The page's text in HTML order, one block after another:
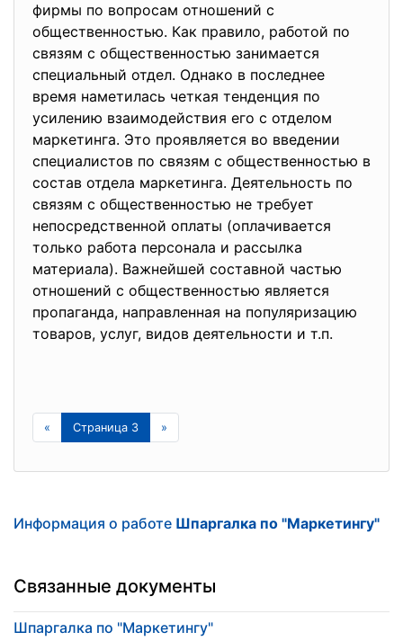
фирмы по вопросам отношений с
общественностью. Как правило, работой по
связям с общественностью занимается
специальный отдел. Однако в последнее
время наметилась четкая тенденция по
усилению взаимодействия его с отделом
маркетинга. Это проявляется во введении
специалистов по связям с общественностью в
состав отдела маркетинга. Деятельность по
связям с общественностью не требует
непосредственной оплаты (оплачивается
только работа персонала и рассылка
материала). Важнейшей составной частью
отношений с общественностью является
пропаганда, направленная на популяризацию
товаров, услуг, видов деятельности и т.п.
« Страница 3 »
Информация о работе Шпаргалка по "Маркетингу"
Связанные документы
Шпаргалка по "Маркетингу"